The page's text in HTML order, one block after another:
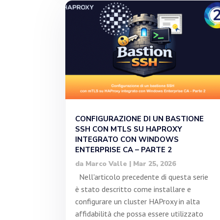
CONFIGURAZIONE DI UN BASTIONE
SSH CON MTLS SU HAPROXY
INTEGRATO CON WINDOWS
ENTERPRISE CA – PARTE 2
da Marco Valle | Mar 25, 2026
Nell'articolo precedente di questa serie
è stato descritto come installare e
configurare un cluster HAProxy in alta
affidabilità che possa essere utilizzato